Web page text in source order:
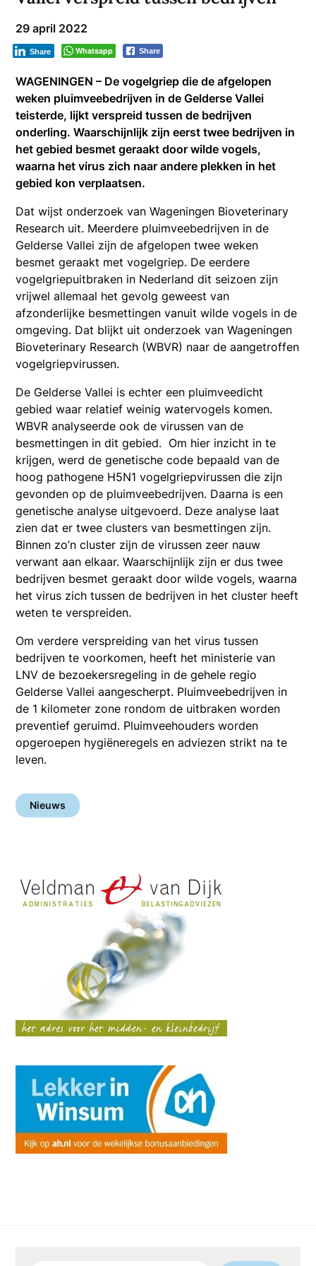
29 april 2022
Whatsapp Share
Share
WAGENINGEN – De vogelgriep die de afgelopen
weken pluimveebedrijven in de Gelderse Vallei
teisterde, lijkt verspreid tussen de bedrijven
onderling. Waarschijnlijk zijn eerst twee bedrijven in
het gebied besmet geraakt door wilde vogels,
waarna het virus zich naar andere plekken in het
gebied kon verplaatsen.
Dat wijst onderzoek van Wageningen Bioveterinary
Research uit. Meerdere pluimveebedrijven in de
Gelderse Vallei zijn de afgelopen twee weken
besmet geraakt met vogelgriep. De eerdere
vogelgriepuitbraken in Nederland dit seizoen zijn
vrijwel allemaal het gevolg geweest van
afzonderlijke besmettingen vanuit wilde vogels in de
omgeving. Dat blijkt uit onderzoek van Wageningen
Bioveterinary Research (WBVR) naar de aangetroffen
vogelgriepvirussen.
De Gelderse Vallei is echter een pluimveedicht
gebied waar relatief weinig watervogels komen.
WBVR analyseerde ook de virussen van de
besmettingen in dit gebied. Om hier inzicht in te
krijgen, werd de genetische code bepaald van de
hoog pathogene H5N1 vogelgriepvirussen die zijn
gevonden op de pluimveebedrijven. Daarna is een
genetische analyse uitgevoerd. Deze analyse laat
zien dat er twee clusters van besmettingen zijn.
Binnen zo’n cluster zijn de virussen zeer nauw
verwant aan elkaar. Waarschijnlijk zijn er dus twee
bedrijven besmet geraakt door wilde vogels, waarna
het virus zich tussen de bedrijven in het cluster heeft
weten te verspreiden.
Om verdere verspreiding van het virus tussen
bedrijven te voorkomen, heeft het ministerie van
LNV de bezoekersregeling in de gehele regio
Gelderse Vallei aangescherpt. Pluimveebedrijven in
de 1 kilometer zone rondom de uitbraken worden
preventief geruimd. Pluimveehouders worden
opgeroepen hygiëneregels en adviezen strikt na te
leven.
Nieuws